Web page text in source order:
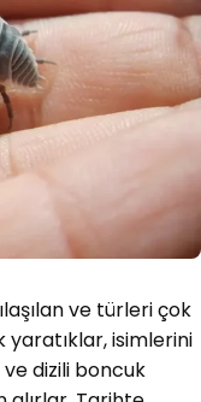
ve türleri çok
yaratıklar, isimlerini
dizili boncuk